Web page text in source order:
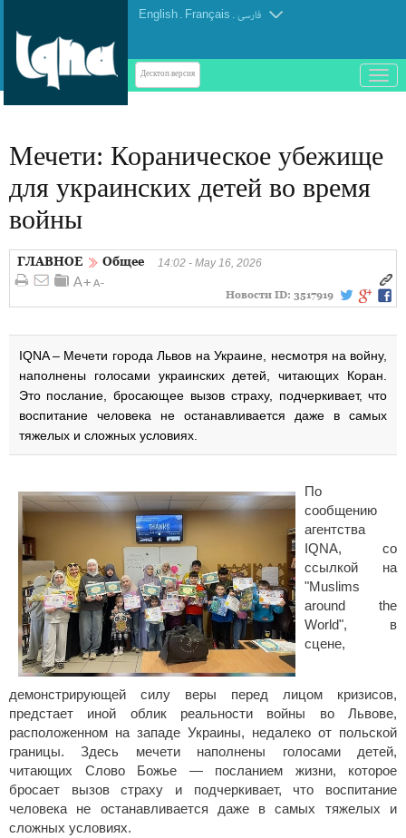
English . Français . فارسی
Десктоп-версия
باز
و
منوМечети: Кораническое убежище
для украинских детей во время
войны
ГЛАВНОЕ Общее 14:02 - May 16, 2026
Новости ID: 3517919
IQNA – Мечети города Львов на Украине, несмотря на войну,
наполнены голосами украинских детей, читающих Коран.
Это послание, бросающее вызов страху, подчеркивает, что
воспитание человека не останавливается даже в самых
тяжелых и сложных условиях.
По
сообщению
агентства
IQNA, со
ссылкой на
"Muslims
around the
World", в
сцене,
демонстрирующей силу веры перед лицом кризисов,
предстает иной облик реальности войны во Львове,
расположенном на западе Украины, недалеко от польской
границы. Здесь мечети наполнены голосами детей,
читающих Слово Божье — посланием жизни, которое
бросает вызов страху и подчеркивает, что воспитание
человека не останавливается даже в самых тяжелых и
сложных условиях.